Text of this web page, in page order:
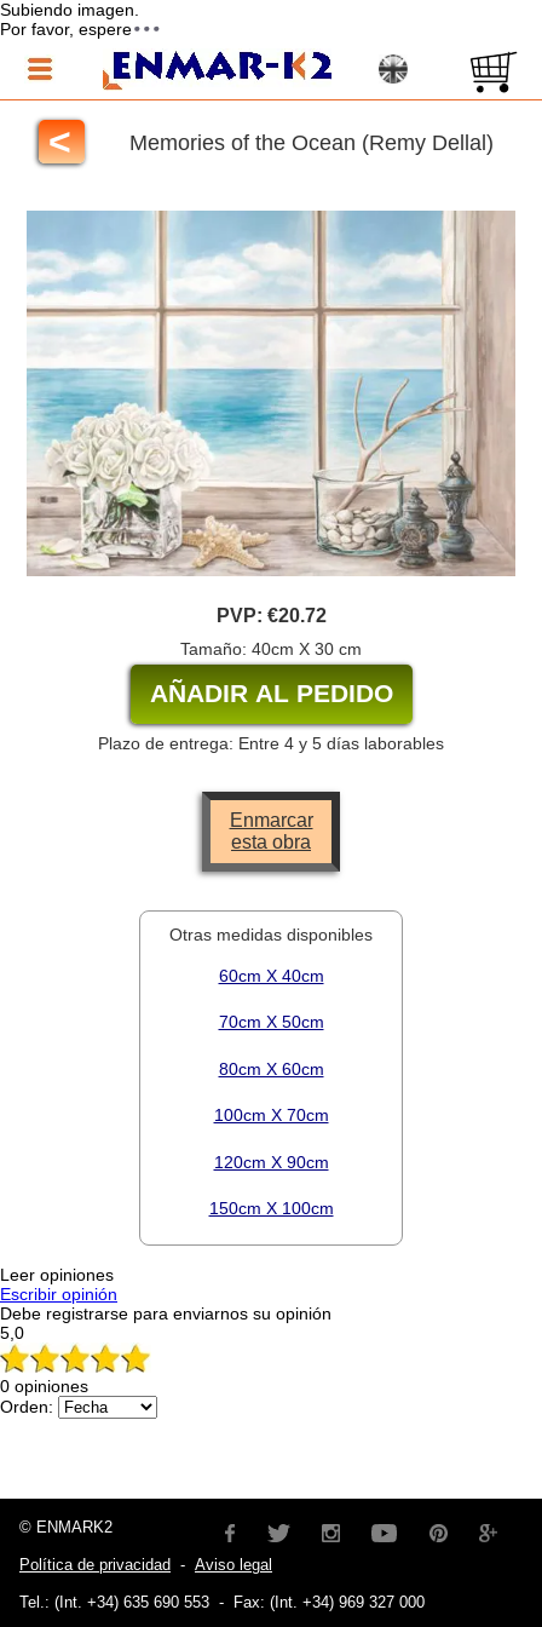
Subiendo imagen.
Por favor, espere
< Memories of the Ocean (Remy Dellal)
PVP: €20.72
Tamaño: 40cm X 30 cm
Plazo de entrega: Entre 4 y 5 días laborables
Enmarcar
esta obra
Otras medidas disponibles
60cm X 40cm
70cm X 50cm
80cm X 60cm
100cm X 70cm
120cm X 90cm
150cm X 100cm
Leer opiniones
Escribir opinión
Debe registrarse para enviarnos su opinión
5,0
0 opiniones
Orden:
© ENMARK2
Política de privacidad - Aviso legal
Tel.: (Int. +34) 635 690 553 - Fax: (Int. +34) 969 327 000